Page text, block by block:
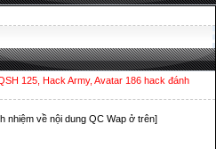
125, Hack Army, Avatar 186 hack đánh
nhiệm về nội dung QC Wap ở trên]